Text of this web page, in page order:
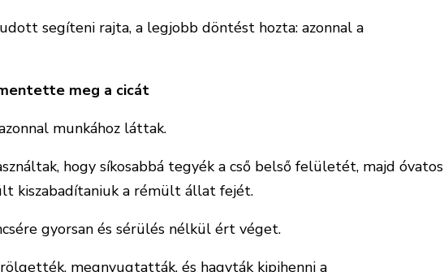
segíteni rajta, a legjobb döntést hozta: azonnal a
meg a cicát
munkához láttak.
hogy síkosabbá tegyék a cső belső felületét, majd óvatos
kiszabadítaniuk a rémült állat fejét.
gyorsan és sérülés nélkül ért véget.
megnyugtatták, és hagyták kipihenni a